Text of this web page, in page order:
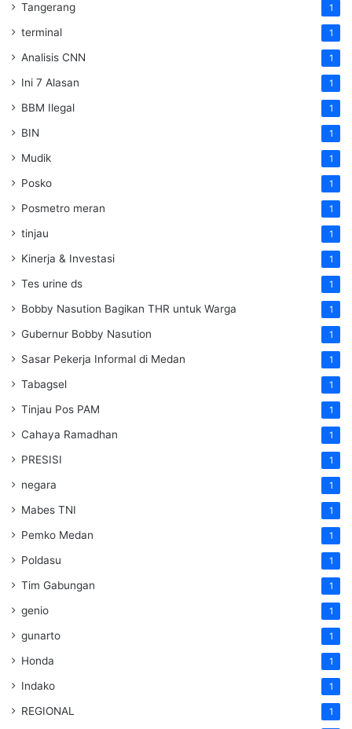
Tangerang 1
terminal 1
Analisis CNN 1
Ini 7 Alasan 1
BBM Ilegal 1
BIN 1
Mudik 1
Posko 1
Posmetro meran 1
tinjau 1
Kinerja & Investasi 1
Tes urine ds 1
Bobby Nasution Bagikan THR untuk Warga 1
Gubernur Bobby Nasution 1
Sasar Pekerja Informal di Medan 1
Tabagsel 1
Tinjau Pos PAM 1
Cahaya Ramadhan 1
PRESISI 1
negara 1
Mabes TNI 1
Pemko Medan 1
Poldasu 1
Tim Gabungan 1
genio 1
gunarto 1
Honda 1
Indako 1
REGIONAL 1